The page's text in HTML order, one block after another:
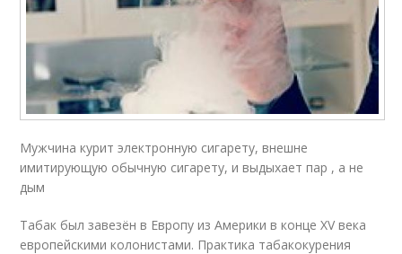
Мужчина курит электронную сигарету, внешне
имитирующую обычную сигарету, и выдыхает пар , а не
дым
Табак был завезён в Европу из Америки в конце XV века
европейскими колонистами. Практика табакокурения